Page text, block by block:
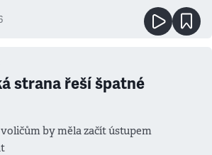
strana řeší špatné
by měla začít ústupem